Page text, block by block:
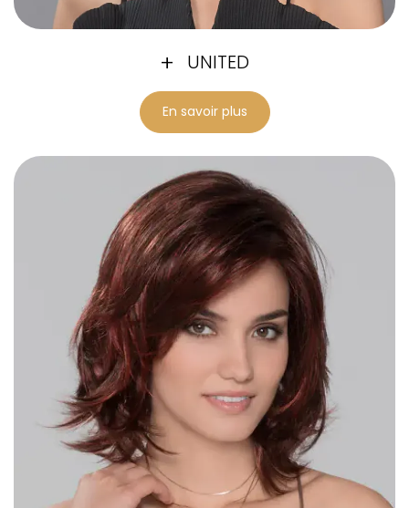
UNITED
En savoir plus